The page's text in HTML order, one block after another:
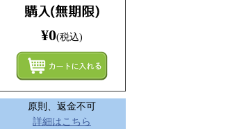
¥0(税込)
原則、返金不可
詳細はこちら